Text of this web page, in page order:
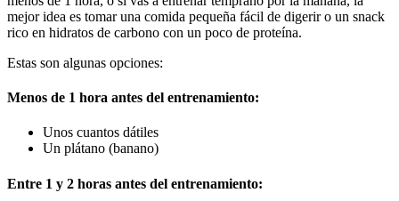
mejor idea es tomar una comida pequeña fácil de digerir o un snack
rico en hidratos de carbono con un poco de proteína.
Estas son algunas opciones:
Menos de 1 hora antes del entrenamiento:
Unos cuantos dátiles
Un plátano (banano)
Entre 1 y 2 horas antes del entrenamiento: